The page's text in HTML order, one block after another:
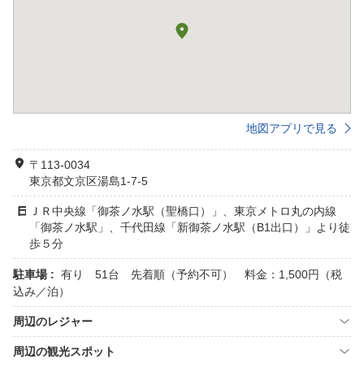
地図アプリで見る
〒113-0034
東京都文京区湯島1-7-5
ＪＲ中央線「御茶ノ水駅（聖橋口）」、東京メトロ丸の内線
「御茶ノ水駅」、千代田線「新御茶ノ水駅（B1出口）」より徒
歩５分
駐車場 : 有り 51台 先着順（予約不可） 料金：1,500円（税
込み／泊）
周辺のレジャー
周辺の観光スポット